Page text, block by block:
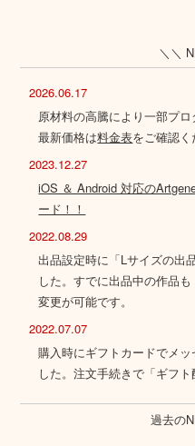
＼＼
2026.06.17
原材料の高騰により一部プロ
最新価格は料金表をご確認く
2023.12.27
iOS ＆ Android 対応の
ード！！
2022.08.29
出品設定時に「Lサイズの出
した。すでに出品中の作品
変更が可能です。
2022.07.07
購入時にギフトカードでメ
した。注文手続きで「ギフト
過去の